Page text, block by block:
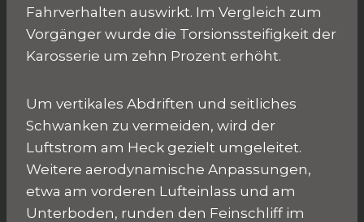
Fahrverhalten auswirkt. Im Vergleich zum
Vorgänger wurde die Torsionssteifigkeit der
Karosserie um zehn Prozent erhöht.
Um vertikales Abdriften und seitliches
Schwanken zu vermeiden, wird der
Luftstrom am Heck gezielt umgeleitet.
Weitere aerodynamische Anpassungen,
etwa am vorderen Lufteinlass und am
Unterboden, runden den Feinschliff im